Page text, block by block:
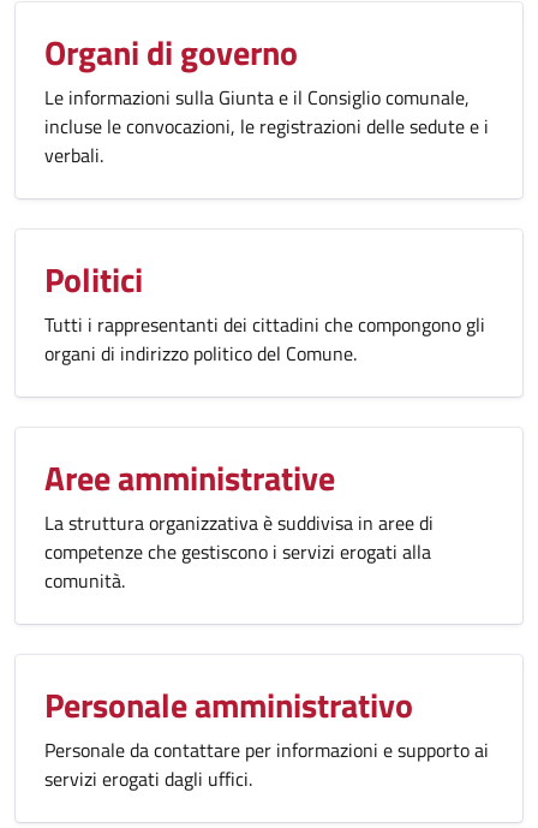
Organi di governo
Le informazioni sulla Giunta e il Consiglio comunale,
incluse le convocazioni, le registrazioni delle sedute e i
verbali.
Politici
Tutti i rappresentanti dei cittadini che compongono gli
organi di indirizzo politico del Comune.
Aree amministrative
La struttura organizzativa è suddivisa in aree di
competenze che gestiscono i servizi erogati alla
comunità.
Personale amministrativo
Personale da contattare per informazioni e supporto ai
servizi erogati dagli uffici.